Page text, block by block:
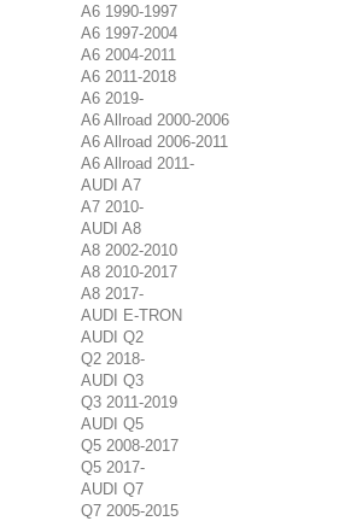
A6 1990-1997
A6 1997-2004
A6 2004-2011
A6 2011-2018
A6 2019-
A6 Allroad 2000-2006
A6 Allroad 2006-2011
A6 Allroad 2011-
AUDI A7
A7 2010-
AUDI A8
A8 2002-2010
A8 2010-2017
A8 2017-
AUDI E-TRON
AUDI Q2
Q2 2018-
AUDI Q3
Q3 2011-2019
AUDI Q5
Q5 2008-2017
Q5 2017-
AUDI Q7
Q7 2005-2015